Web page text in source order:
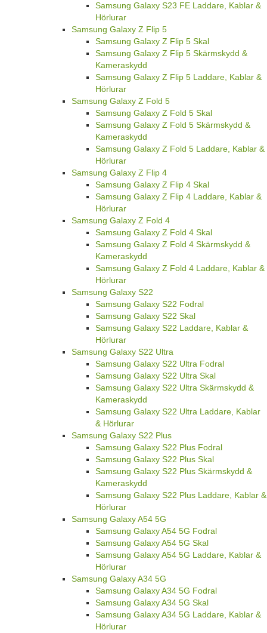
Samsung Galaxy S23 FE Laddare, Kablar &
Hörlurar
Samsung Galaxy Z Flip 5
Samsung Galaxy Z Flip 5 Skal
Samsung Galaxy Z Flip 5 Skärmskydd &
Kameraskydd
Samsung Galaxy Z Flip 5 Laddare, Kablar &
Hörlurar
Samsung Galaxy Z Fold 5
Samsung Galaxy Z Fold 5 Skal
Samsung Galaxy Z Fold 5 Skärmskydd &
Kameraskydd
Samsung Galaxy Z Fold 5 Laddare, Kablar &
Hörlurar
Samsung Galaxy Z Flip 4
Samsung Galaxy Z Flip 4 Skal
Samsung Galaxy Z Flip 4 Laddare, Kablar &
Hörlurar
Samsung Galaxy Z Fold 4
Samsung Galaxy Z Fold 4 Skal
Samsung Galaxy Z Fold 4 Skärmskydd &
Kameraskydd
Samsung Galaxy Z Fold 4 Laddare, Kablar &
Hörlurar
Samsung Galaxy S22
Samsung Galaxy S22 Fodral
Samsung Galaxy S22 Skal
Samsung Galaxy S22 Laddare, Kablar &
Hörlurar
Samsung Galaxy S22 Ultra
Samsung Galaxy S22 Ultra Fodral
Samsung Galaxy S22 Ultra Skal
Samsung Galaxy S22 Ultra Skärmskydd &
Kameraskydd
Samsung Galaxy S22 Ultra Laddare, Kablar
& Hörlurar
Samsung Galaxy S22 Plus
Samsung Galaxy S22 Plus Fodral
Samsung Galaxy S22 Plus Skal
Samsung Galaxy S22 Plus Skärmskydd &
Kameraskydd
Samsung Galaxy S22 Plus Laddare, Kablar &
Hörlurar
Samsung Galaxy A54 5G
Samsung Galaxy A54 5G Fodral
Samsung Galaxy A54 5G Skal
Samsung Galaxy A54 5G Laddare, Kablar &
Hörlurar
Samsung Galaxy A34 5G
Samsung Galaxy A34 5G Fodral
Samsung Galaxy A34 5G Skal
Samsung Galaxy A34 5G Laddare, Kablar &
Hörlurar